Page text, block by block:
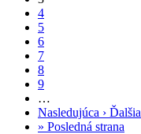
4
5
6
7
8
9
…
Nasledujúca ›
» Posledná strana